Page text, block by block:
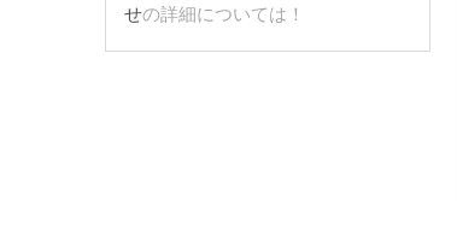
せの詳細については！